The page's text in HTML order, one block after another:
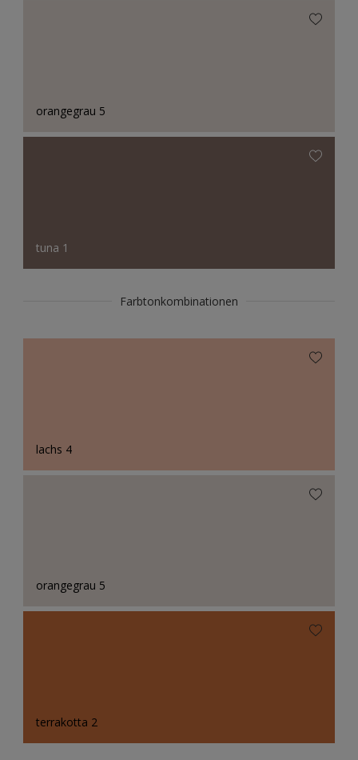
orangegrau 5
tuna 1
Farbtonkombinationen
lachs 4
orangegrau 5
terrakotta 2